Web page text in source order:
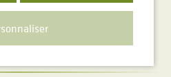
téléphonique
563 511